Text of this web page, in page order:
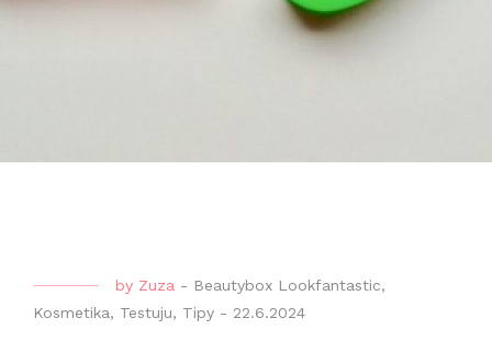
by Zuza - Beautybox Lookfantastic,
Kosmetika, Testuju, Tipy - 22.6.2024